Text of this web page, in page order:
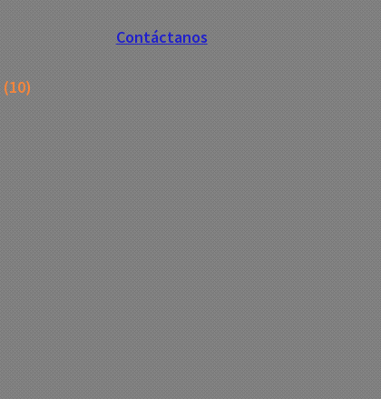
(10)
Contáctanos